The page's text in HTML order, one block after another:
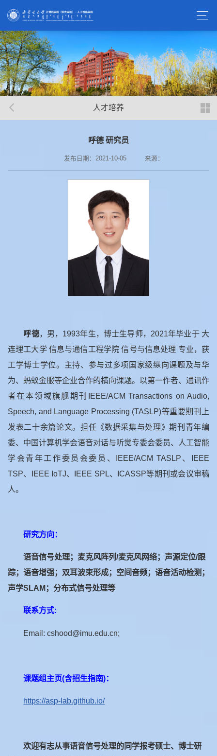
人才培养
呼德 研究员
发布日期：2021-10-05 来源：
呼德，男， 1993年生，博士生导师， 2021年毕业于 大
连理工大学 信息与通信工程学院 信号与信息处理 专业，获
工学博士学位。主持、参与过多项国家级纵向课题及与华
为、蚂蚁金服等企业合作的横向课题。以第一作者、通讯作
者在本领域旗舰期刊 IEEE/ACM Transactions on Audio,
Speech, and Language Processing (TASLP)等重要期刊上
发表二十余篇论文。担任《数据采集与处理》期刊青年编
委、中国计算机学会语音对话与听觉专委会委员、人工智能
学会青年工作委员会委员、 IEEE/ACM TASLP 、 IEEE
TSP、 IEEE IoTJ、 IEEE SPL、 ICASSP等期刊或会议审稿
人。
研究方向：
语音信号处理；麦克风阵列/麦克风网络；声源定位/跟
踪；语音增强；双耳波束形成；空间音频；语音活动检测；
声学SLAM；分布式信号处理等
联系方式:
Email: cshood@imu.edu.cn;
课题组主页(含招生指南)：
https://asp-lab.github.io/
欢迎有志从事语音信号处理的同学报考硕士、博士研